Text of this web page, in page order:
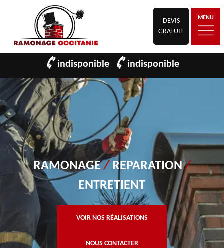
DEVIS
GRATUIT
MENU
indisponible indisponible
RAMONAGE/ REPARATION/
ENTRETIENT
VOIR NOS RÉALISATIONS
NOUS CONTACTER